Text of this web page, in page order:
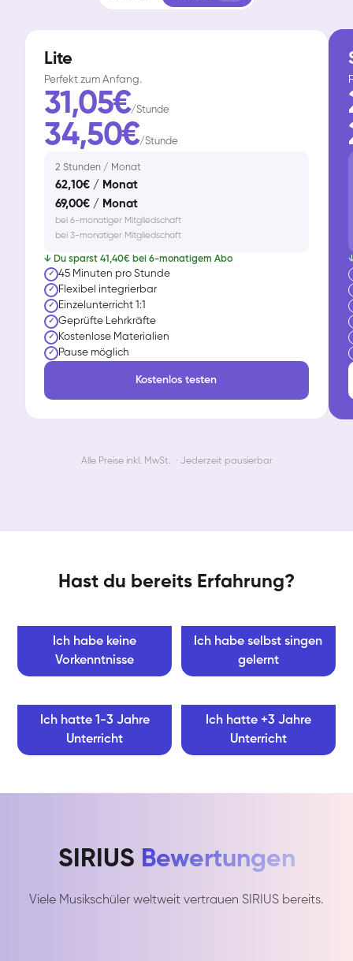
Lite
Perfekt zum Anfang.
31,05€/Stunde
34,50€/Stunde
2 Stunden / Monat
62,10€ / Monat
69,00€ / Monat
bei 6-monatiger Mitgliedschaft
bei 3-monatiger Mitgliedschaft
↓ Du sparst 41,40€ bei 6-monatigem Abo
✓ 45 Minuten pro Stunde
✓ Flexibel integrierbar
✓ Einzelunterricht 1:1
✓ Geprüfte Lehrkräfte
✓ Kostenlose Materialien
✓ Pause möglich
Kostenlos testen
Alle Preise inkl. MwSt. · Jederzeit pausierbar
Hast du bereits Erfahrung?
Ich habe keine
Vorkenntnisse
Ich habe selbst singen
gelernt
Ich hatte 1-3 Jahre
Unterricht
Ich hatte +3 Jahre
Unterricht
SIRIUS Bewertungen
Viele Musikschüler weltweit vertrauen SIRIUS bereits.